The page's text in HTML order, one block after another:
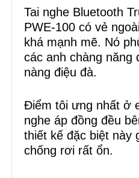
Tai nghe Bluetooth
PWE-100 có vẻ
khá mạnh mẽ. Nó
các anh chàng năng
nàng điệu đà.
Điểm tôi ưng nhất ở
nghe áp đồng đều
thiết kế đặc biệt này
chống rơi rất ổn.